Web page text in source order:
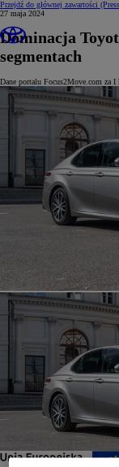
Przejdź do głównej zawartości
27 maja 2024
Dominacja
segmentach
Dane portalu Focus2Move.com za I